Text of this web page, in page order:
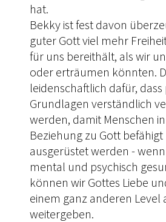
hat.
Bekky ist fest davon
guter Gott viel mehr
für uns bereithält, als wir
oder erträumen könnten.
leidenschaftlich dafür,
Grundlagen verständlich
werden, damit Menschen
Beziehung zu Gott befähigt
ausgerüstet werden -
mental und psychisch
können wir Gottes Liebe
einem ganz anderen
weitergeben.